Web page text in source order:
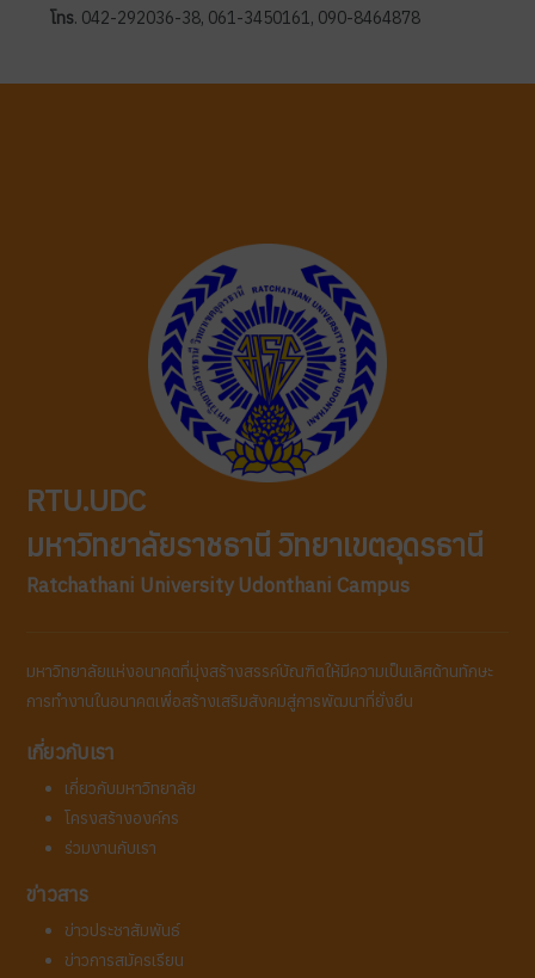
โทร. 042-292036-38, 061-3450161, 090-8464878
RTU.UDC
มหาวิทยาลัยราชธานี วิทยาเขตอุดรธานี
Ratchathani University Udonthani Campus
มหาวิทยาลัยแห่งอนาคตที่มุ่งสร้างสรรค์บัณฑิตให้มีความเป็นเลิศด้านทักษะ
การทำงานในอนาคตเพื่อสร้างเสริมสังคมสู่การพัฒนาที่ยั่งยืน
เกี่ยวกับเรา
เกี่ยวกับมหาวิทยาลัย
โครงสร้างองค์กร
ร่วมงานกับเรา
ข่าวสาร
ข่าวประชาสัมพันธ์
ข่าวการสมัครเรียน